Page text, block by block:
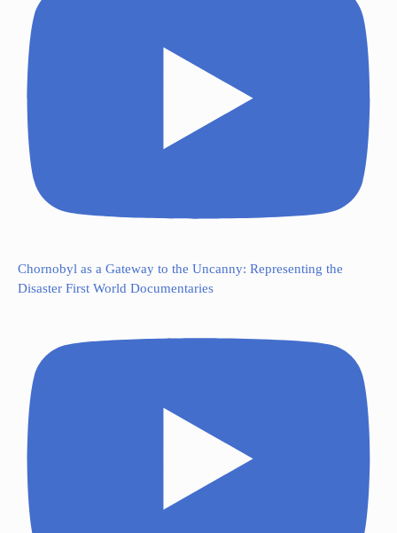
Chornobyl as a Gateway to the Uncanny: Representing the
Disaster First World Documentaries